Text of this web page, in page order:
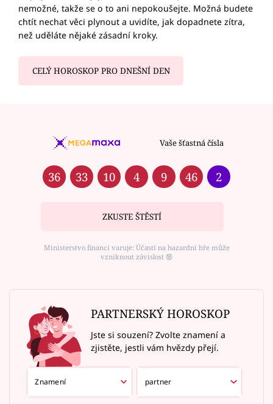
nemožné, takže se o to ani nepokoušejte. Možná budete
chtít nechat věci plynout a uvidíte, jak dopadnete zítra,
než uděláte nějaké zásadní kroky.
CELÝ HOROSKOP PRO DNEŠNÍ DEN
Vaše šťastná čísla
36 33 10 4 9 46 2
ZKUSTE ŠTĚSTÍ
Ministerstvo financí varuje: Účastí na hazardní hře může
vzniknout závislost ⑱
PARTNERSKÝ HOROSKOP
Jste si souzení? Zvolte znamení a
zjistěte, jestli vám hvězdy přejí.